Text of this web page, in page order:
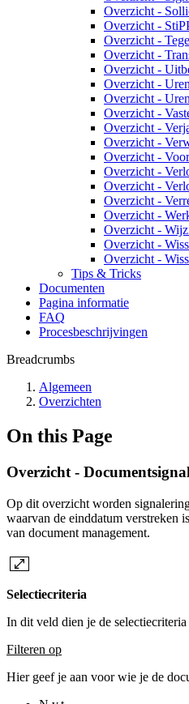
Overzicht -
Overzicht -
Overzicht -
Overzicht -
Overzicht -
Overzicht -
Overzicht -
Overzicht -
Overzicht -
Overzicht -
Overzicht -
Overzicht -
Overzicht -
Overzicht -
Overzicht -
Overzicht -
Overzicht -
Overzicht -
Tips & Tricks
Documenten
Pagina informatie
FAQ
Procesbeschrijvingen
Breadcrumbs
Algemeen
Overzichten
On this Page
Overzicht -
Op dit overzicht worden
waarvan de einddatum verstreken
van document management.
Selectiecriteria
In dit veld dien je de
Filteren op
Hier geef je aan voor wie je de